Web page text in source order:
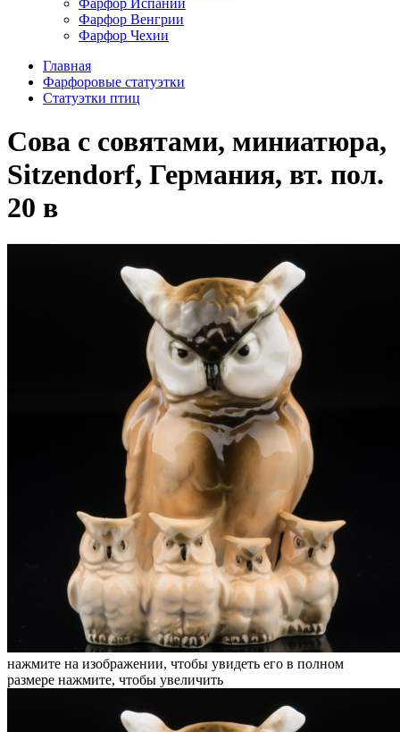
Фарфор Испании
Фарфор Венгрии
Фарфор Чехии
Главная
Фарфоровые статуэтки
Cтатуэтки птиц
Сова с совятами, миниатюра,
Sitzendorf, Германия, вт. пол.
20 в
нажмите на изображении, чтобы увидеть его в полном
размере нажмите, чтобы увеличить